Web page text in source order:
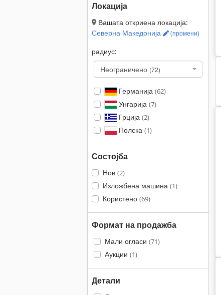
Локација
Вашата откриена локација:
Северна Македонија
(промени)
радиус:
Неограничено (72)
Германија (62)
Унгарија (7)
Грција (2)
Полска (1)
Состојба
Нов (2)
Изложбена машина (1)
Користено (69)
Формат на продажба
Мали огласи (71)
Аукции (1)
Детали
Mannesmann Hawe